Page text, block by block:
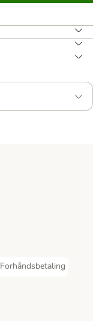
Method
Payment Method
Forhåndsbetaling
Forhåndsbetaling